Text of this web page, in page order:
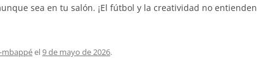
sea en tu salón. ¡El fútbol y la creatividad no entienden
mbappéel9 de mayo de 2026.